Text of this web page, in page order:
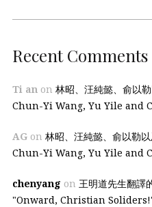
Recent Comments
Ti an on 林昭、汪純懿、俞以
Chun-Yi Wang, Yu Yile and
AG on 林昭、汪純懿、俞以勒
Chun-Yi Wang, Yu Yile and
chenyang on 王明道先生翻譯
"Onward, Christian